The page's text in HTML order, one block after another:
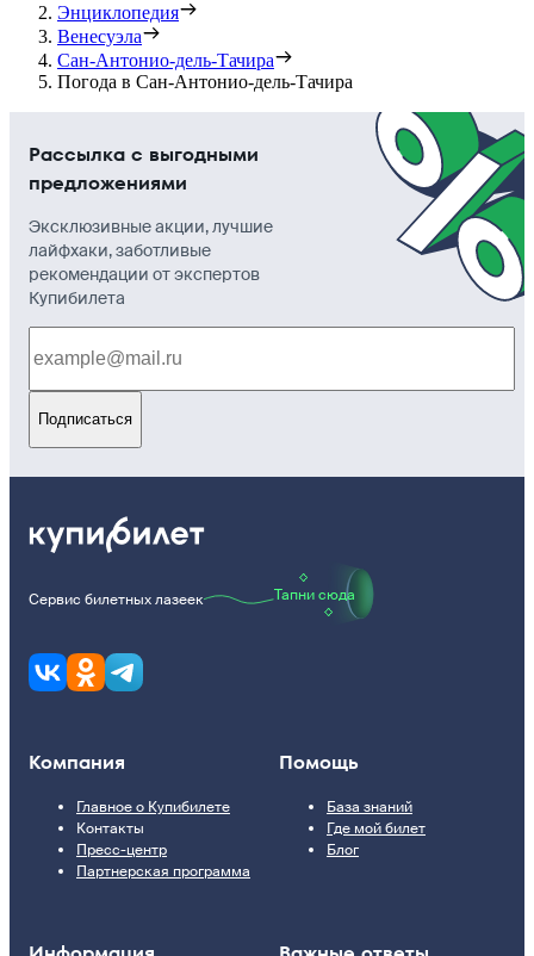
Энциклопедия
Венесуэла
Сан-Антонио-дель-Тачира
Погода в Сан-Антонио-дель-Тачира
Рассылка с выгодными
предложениями
Эксклюзивные акции, лучшие
лайфхаки, заботливые
рекомендации от экспертов
Купибилета
Подписаться
Сервис билетных лазеек Тапни сюда
Компания
Главное о Купибилете
Контакты
Пресс-центр
Партнерская программа
Помощь
База знаний
Где мой билет
Блог